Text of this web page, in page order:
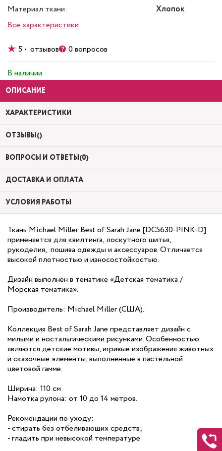
Материал ткани:
Хлопок
Все характеристики
5 • отзывов 0 вопросов
В наличии
ОПИСАНИЕ
ХАРАКТЕРИСТИКИ
ОТЗЫВЫ()
ВОПРОСЫ И ОТВЕТЫ(0)
ДОСТАВКА И ОПЛАТА
УСЛОВИЯ РАБОТЫ
Ткань Michael Miller Best of Sarah Jane [DC5630-PINK-D]
применяется для квилтинга, лоскутного шитья,
рукоделия, пошива одежды и аксессуаров. Отличается
высокой плотностью и износостойкостью.
Дизайн выполнен в тематике «Детская тематика /
Морская тематика».
Производитель: Michael Miller (США).
Коллекция Best of Sarah Jane представляет дизайн с
милыми и ностальгическими рисунками. Особенностью
являются детские мотивы, игривые изображения животных
и сказочные элементы, выполненные в пастельной
цветовой гамме.
Ширина: 110 см
Намотка рулона: от 10 до 14 метров.
Рекомендации по уходу:
- стирать без отбеливающих средств;
- гладить при невысокой температуре.